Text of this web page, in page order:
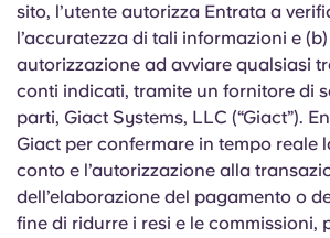
sito, l’utente autorizza Entrata a
l’accuratezza di tali informazioni e
autorizzazione ad avviare qualsiasi
conti indicati, tramite un fornitore di
parti, Giact Systems, LLC (“Giact”).
Giact per confermare in tempo reale
conto e l’autorizzazione alla
dell’elaborazione del pagamento o
fine di ridurre i resi e le commissioni,